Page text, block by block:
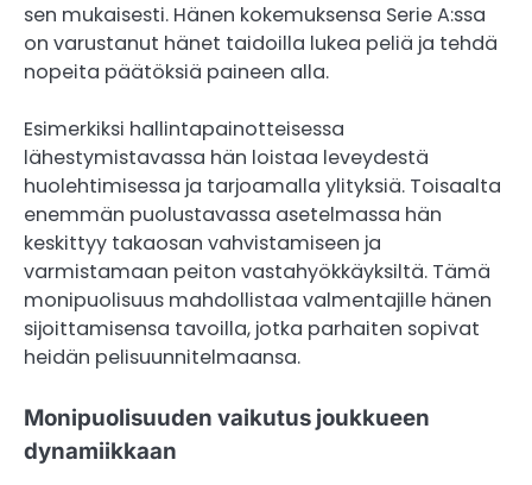
sen mukaisesti. Hänen kokemuksensa Serie A:ssa
on varustanut hänet taidoilla lukea peliä ja tehdä
nopeita päätöksiä paineen alla.
Esimerkiksi hallintapainotteisessa
lähestymistavassa hän loistaa leveydestä
huolehtimisessa ja tarjoamalla ylityksiä. Toisaalta
enemmän puolustavassa asetelmassa hän
keskittyy takaosan vahvistamiseen ja
varmistamaan peiton vastahyökkäyksiltä. Tämä
monipuolisuus mahdollistaa valmentajille hänen
sijoittamisensa tavoilla, jotka parhaiten sopivat
heidän pelisuunnitelmaansa.
Monipuolisuuden vaikutus joukkueen
dynamiikkaan